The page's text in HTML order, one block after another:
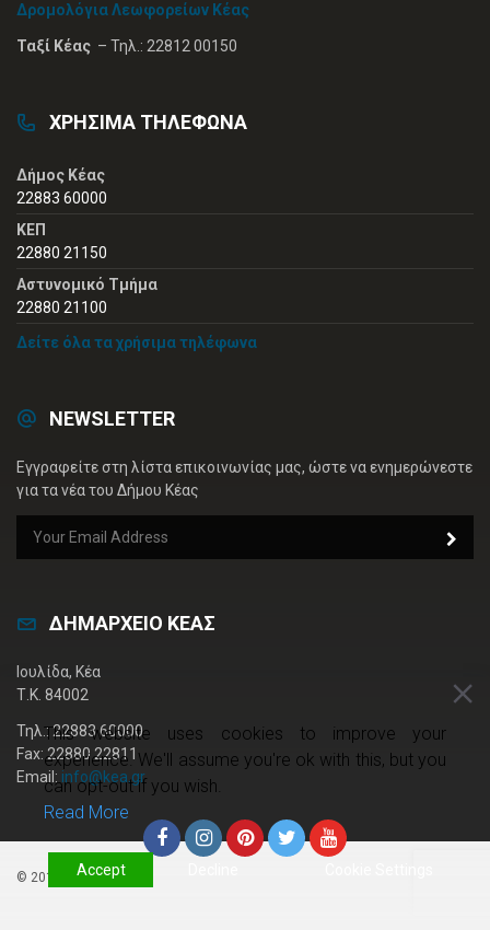
Δρομολόγια Λεωφορείων Κέας
Ταξί Κέας – Τηλ.: 22812 00150
ΧΡΗΣΙΜΑ ΤΗΛΕΦΩΝΑ
Δήμος Κέας
22883 60000
ΚΕΠ
22880 21150
Αστυνομικό Τμήμα
22880 21100
Δείτε όλα τα χρήσιμα τηλέφωνα
NEWSLETTER
Εγγραφείτε στη λίστα επικοινωνίας μας, ώστε να ενημερώνεστε
για τα νέα του Δήμου Κέας
ΔΗΜΑΡΧΕΙΟ ΚΕΑΣ
Ιουλίδα, Κέα
Τ.Κ. 84002
Τηλ.: 22883 60000
Fax: 22880 22811
Email: info@kea.gr
© 2019 kea.gr
This website uses cookies to improve your
experience. We'll assume you're ok with this, but you
can opt-out if you wish.
Read More
Accept